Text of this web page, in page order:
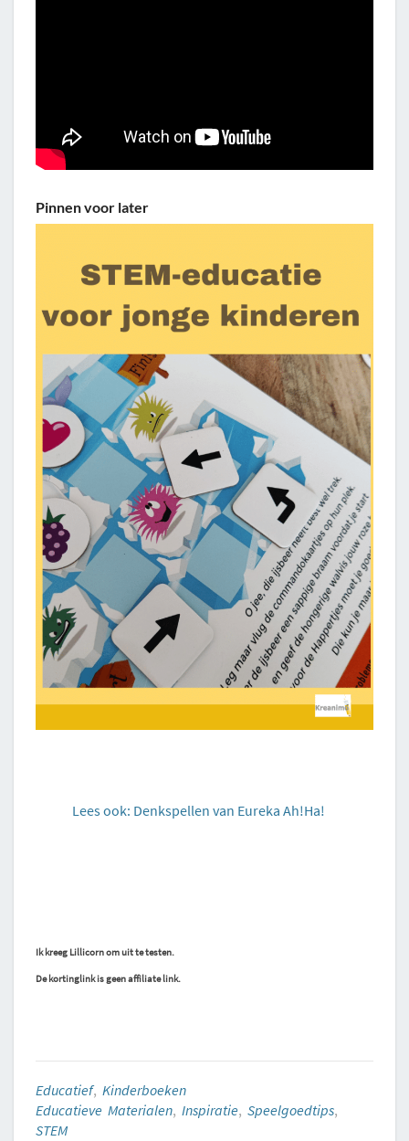
Pinnen voor later
Lees ook: Denkspellen van Eureka Ah!Ha!
Ik kreeg Lillicorn om uit te testen.
De kortinglink is geen affiliate link.
Educatief, Kinderboeken
Educatieve Materialen, Inspiratie, Speelgoedtips,
STEM